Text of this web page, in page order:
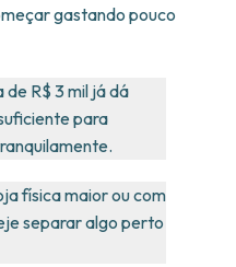
gastando pouco
de R$ 3 mil já dá
para
física maior ou com
separar algo perto